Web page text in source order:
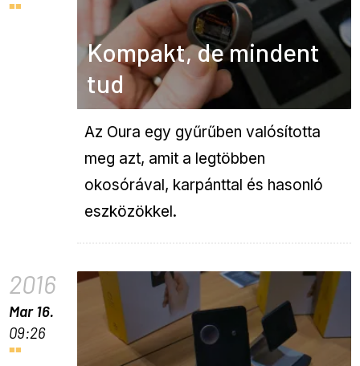
Kompakt, de mindent
tud
Az Oura egy gyűrűben valósította
meg azt, amit a legtöbben
okosórával, karpánttal és hasonló
eszközökkel.
2016
Mar 16.
09:26